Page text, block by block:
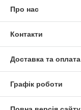
Про нас
Контакти
Доставка та оплата
Графік роботи